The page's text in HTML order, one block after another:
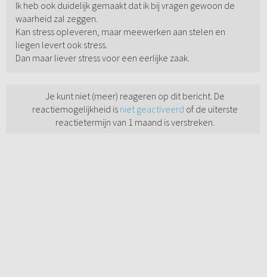
Ik heb ook duidelijk gemaakt dat ik bij vragen gewoon de
waarheid zal zeggen.
Kan stress opleveren, maar meewerken aan stelen en
liegen levert ook stress.
Dan maar liever stress voor een eerlijke zaak.
Je kunt niet (meer) reageren op dit bericht. De
reactiemogelijkheid is niet geactiveerd of de uiterste
reactietermijn van 1 maand is verstreken.